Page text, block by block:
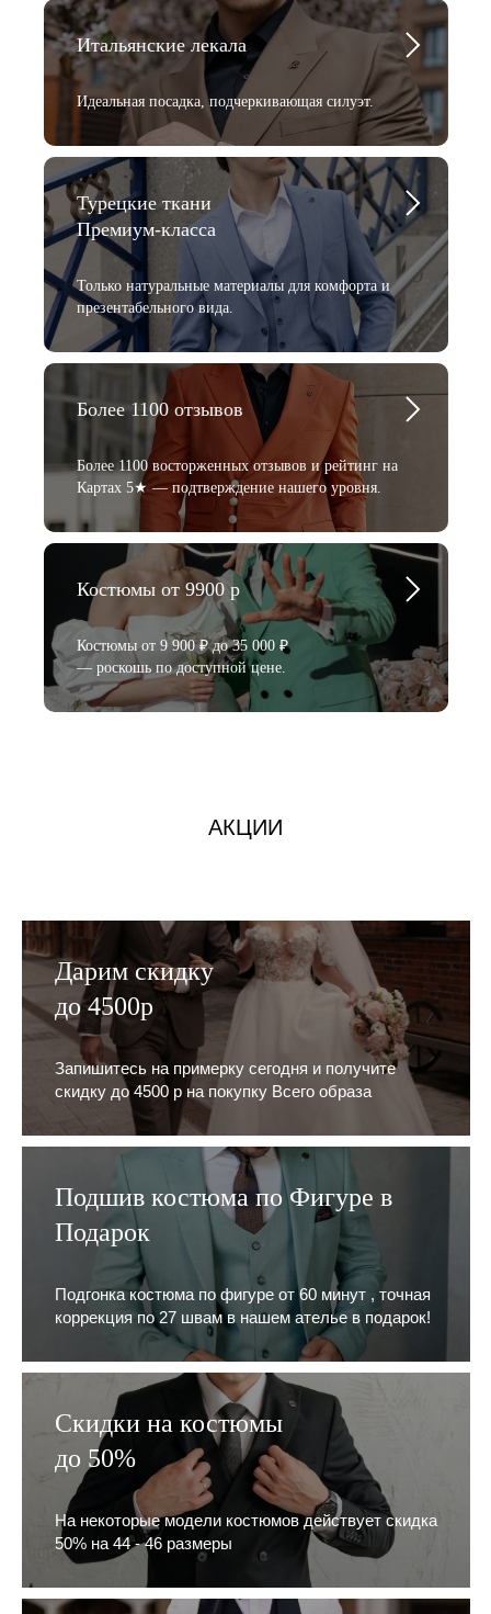
Итальянские лекала
Идеальная посадка, подчеркивающая силуэт.
Турецкие ткани
Премиум-класса
Только натуральные материалы для комфорта и
презентабельного вида.
Более 1100 отзывов
Более 1100 восторженных отзывов и рейтинг на
Картах 5★ — подтверждение нашего уровня.
Костюмы от 9900 р
Костюмы от 9 900 ₽ до 35 000 ₽
— роскошь по доступной цене.
АКЦИИ
Дарим скидку
до 4500р
Запишитесь на примерку сегодня и получите
скидку до 4500 р на покупку Всего образа
Подшив костюма по Фигуре в
Подарок
Подгонка костюма по фигуре от 60 минут , точная
коррекция по 27 швам в нашем ателье в подарок!
Скидки на костюмы
до 50%
На некоторые модели костюмов действует скидка
50% на 44 - 46 размеры